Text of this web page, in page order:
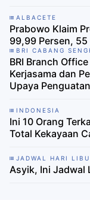
ALBACETE
Prabowo Klaim
99,99 Persen,
BRI CABANG
BRI Branch
Kerjasama dan
Upaya
INDONESIA
Ini 10 Orang
Total Kekayaan
JADWAL HARI
Asyik, Ini Jadwal